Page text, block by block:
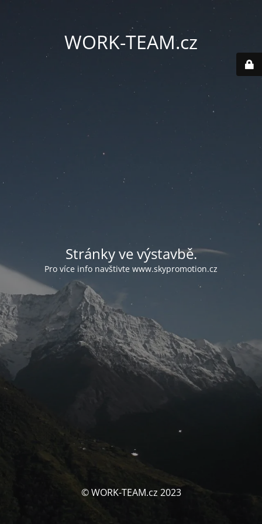
WORK-TEAM.cz
Stránky ve výstavbě.
Pro více info navštivte www.skypromotion.cz
© WORK-TEAM.cz 2023